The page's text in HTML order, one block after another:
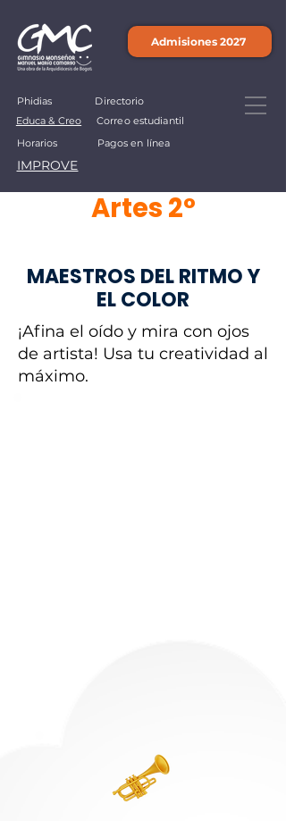
Admisiones 2027
Phidias
Educa & Creo
Horarios
Directorio
Correo estudiantil
Pagos en línea
IMPROVE
Artes 2°
MAESTROS DEL RITMO Y
EL COLOR
¡Afina el oído y mira con ojos
de artista! Usa tu creatividad al
máximo.